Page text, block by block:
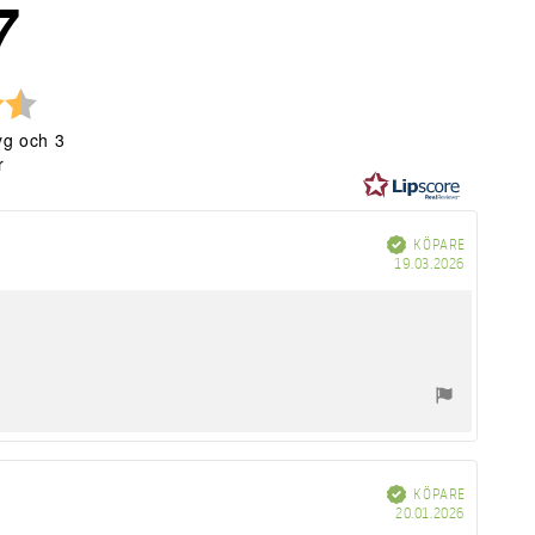
4.7
stjärnor
och 3
Bekräftad
KÖPARE
19.03.2026
Bekräftad
KÖPARE
20.01.2026